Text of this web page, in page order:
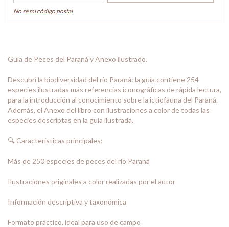
No sé mi código postal
Guía de Peces del Paraná y Anexo ilustrado.
Descubrí la biodiversidad del río Paraná: la guía contiene 254
especies ilustradas más referencias iconográficas de rápida lectura,
para la introducción al conocimiento sobre la ictiofauna del Paraná.
Además, el Anexo del libro con ilustraciones a color de todas las
especies descriptas en la guía ilustrada.
🔍 Características principales:
Más de 250 especies de peces del río Paraná
Ilustraciones originales a color realizadas por el autor
Información descriptiva y taxonómica
Formato práctico, ideal para uso de campo